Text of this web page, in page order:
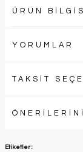
ÜRÜN
YORUMLAR
TAKSİT
Etiketler :